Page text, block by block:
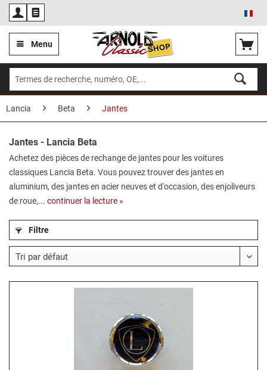
Menu
Lancia Beta Jantes
Jantes - Lancia Beta
Achetez des pièces de rechange de jantes pour les voitures
classiques Lancia Beta. Vous pouvez trouver des jantes en
aluminium, des jantes en acier neuves et d'occasion, des enjoliveurs
de roue,... continuer la lecture »
Filtre